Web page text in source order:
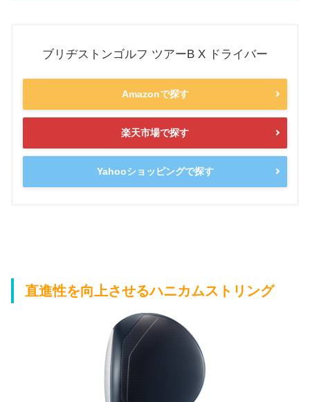
ブリヂストンゴルフ ツアーB X ドライバー
Amazonで探す
楽天市場で探す
Yahooショッピングで探す
直進性を向上させるハニカムストリング